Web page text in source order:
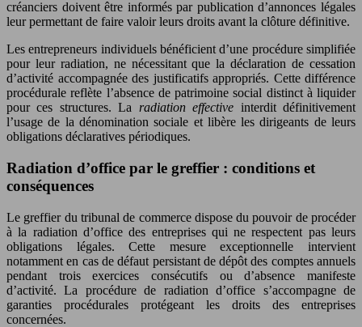
créanciers doivent être informés par publication d’annonces légales
leur permettant de faire valoir leurs droits avant la clôture définitive.
Les entrepreneurs individuels bénéficient d’une procédure simplifiée
pour leur radiation, ne nécessitant que la déclaration de cessation
d’activité accompagnée des justificatifs appropriés. Cette différence
procédurale reflète l’absence de patrimoine social distinct à liquider
pour ces structures. La radiation effective interdit définitivement
l’usage de la dénomination sociale et libère les dirigeants de leurs
obligations déclaratives périodiques.
Radiation d’office par le greffier : conditions et
conséquences
Le greffier du tribunal de commerce dispose du pouvoir de procéder
à la radiation d’office des entreprises qui ne respectent pas leurs
obligations légales. Cette mesure exceptionnelle intervient
notamment en cas de défaut persistant de dépôt des comptes annuels
pendant trois exercices consécutifs ou d’absence manifeste
d’activité. La procédure de radiation d’office s’accompagne de
garanties procédurales protégeant les droits des entreprises
concernées.